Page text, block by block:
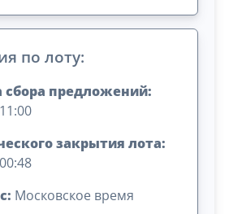
по лоту:
сбора предложений:
закрытия лота:
Московское время